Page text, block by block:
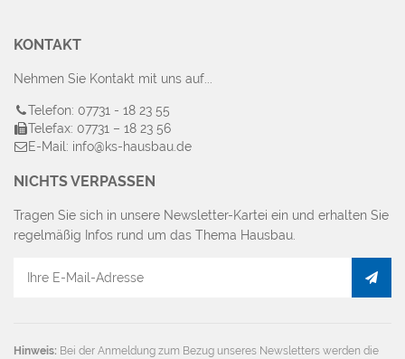
KONTAKT
Nehmen Sie Kontakt mit uns auf...
Telefon: 07731 - 18 23 55
Telefax: 07731 – 18 23 56
E-Mail: info@ks-hausbau.de
NICHTS VERPASSEN
Tragen Sie sich in unsere Newsletter-Kartei ein und erhalten Sie
regelmäßig Infos rund um das Thema Hausbau.
Hinweis: Bei der Anmeldung zum Bezug unseres Newsletters werden die